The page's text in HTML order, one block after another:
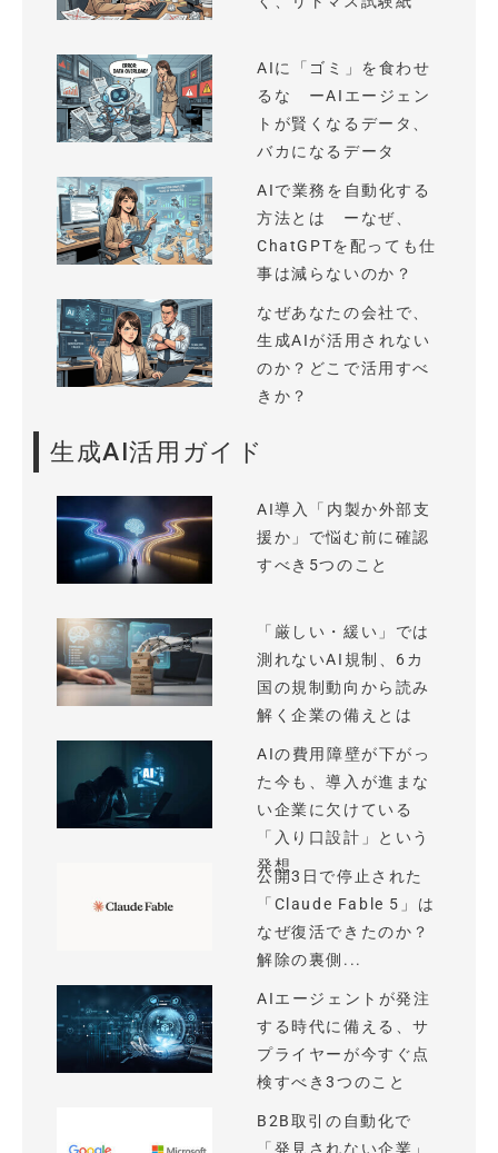
AIに「ゴミ」を食わせ
るな ーAIエージェン
トが賢くなるデータ、
バカになるデータ
AIで業務を自動化する
方法とは ーなぜ、
ChatGPTを配っても仕
事は減らないのか？
なぜあなたの会社で、
生成AIが活用されない
のか？どこで活用すべ
きか？
生成AI活用ガイド
AI導入「内製か外部支
援か」で悩む前に確認
すべき5つのこと
「厳しい・緩い」では
測れないAI規制、6カ
国の規制動向から読み
解く企業の備えとは
AIの費用障壁が下がっ
た今も、導入が進まな
い企業に欠けている
「入り口設計」という
発想
公開3日で停止された
「Claude Fable 5」は
なぜ復活できたのか？
解除の裏側...
AIエージェントが発注
する時代に備える、サ
プライヤーが今すぐ点
検すべき3つのこと
B2B取引の自動化で